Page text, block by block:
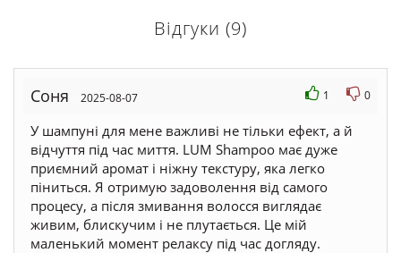
Відгуки (9)
Соня 2025-08-07 1 0
У шампуні для мене важливі не тільки ефект, а й
відчуття під час миття. LUM Shampoo має дуже
приємний аромат і ніжну текстуру, яка легко
піниться. Я отримую задоволення від самого
процесу, а після змивання волосся виглядає
живим, блискучим і не плутається. Це мій
маленький момент релаксу під час догляду.